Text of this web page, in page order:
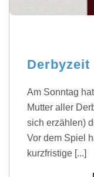
Derbyzeit
Am Sonntag
Mutter aller
sich erzählen)
Vor dem Spiel
kurzfristige [...]